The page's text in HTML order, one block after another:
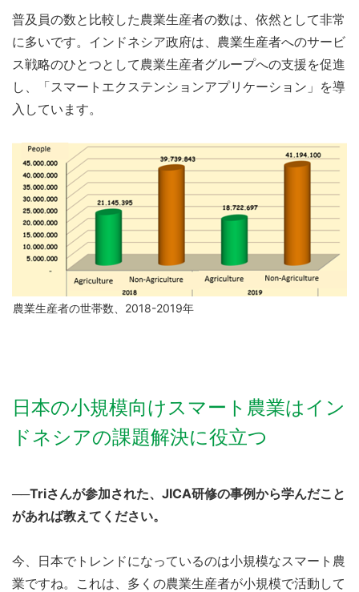
普及員の数と比較した農業生産者の数は、依然として非常
に多いです。インドネシア政府は、農業生産者へのサービ
ス戦略のひとつとして農業生産者グループへの支援を促進
し、「スマートエクステンションアプリケーション」を導
入しています。
農業生産者の世帯数、2018-2019年
日本の小規模向けスマート農業はイン
ドネシアの課題解決に役立つ
──Triさんが参加された、JICA研修の事例から学んだこと
があれば教えてください。
今、日本でトレンドになっているのは小規模なスマート農
業ですね。これは、多くの農業生産者が小規模で活動して